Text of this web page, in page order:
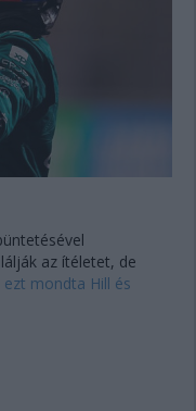
az ítéletet, de
ezt mondta Hill és